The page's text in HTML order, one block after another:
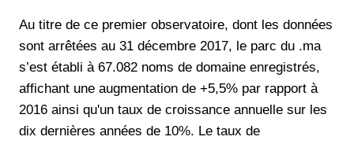
Au titre de ce premier observatoire, dont les données
sont arrêtées au 31 décembre 2017, le parc du .ma
s’est établi à 67.082 noms de domaine enregistrés,
affichant une augmentation de +5,5% par rapport à
2016 ainsi qu'un taux de croissance annuelle sur les
dix dernières années de 10%. Le taux de